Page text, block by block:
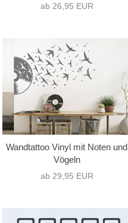
ab 26,95 EUR
Wandtattoo Vinyl mit Noten und
Vögeln
ab 29,95 EUR